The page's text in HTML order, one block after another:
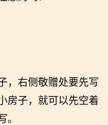
，右侧敬赠处要先写
房子，就可以先空着
。